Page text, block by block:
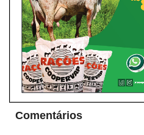
Comentários